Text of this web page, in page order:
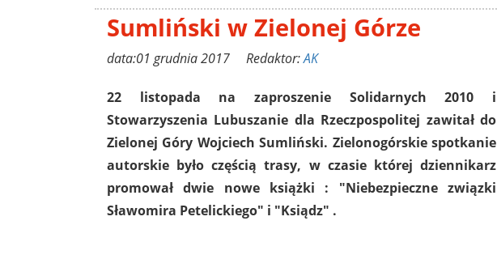
Sumliński w Zielonej Górze
data:01 grudnia 2017 Redaktor:AK
22 listopada na zaproszenie Solidarnych 2010 i
Stowarzyszenia Lubuszanie dla Rzeczpospolitej zawitał do
Zielonej Góry Wojciech Sumliński. Zielonogórskie spotkanie
autorskie było częścią trasy, w czasie której dziennikarz
promował dwie nowe książki : "Niebezpieczne związki
Sławomira Petelickiego" i "Ksiądz" .